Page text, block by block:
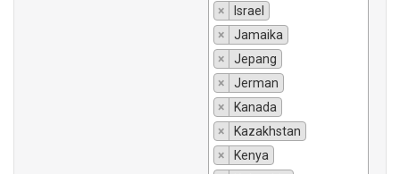
×
Israel
×
Jamaika
×
Jepang
×
Jerman
×
Kanada
×
Kazakhstan
×
Kenya